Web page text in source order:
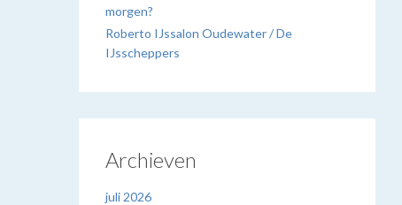
morgen?
Roberto IJssalon Oudewater / De
IJsscheppers
Archieven
juli 2026